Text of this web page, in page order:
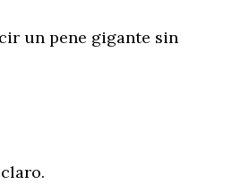
un pene gigante sin